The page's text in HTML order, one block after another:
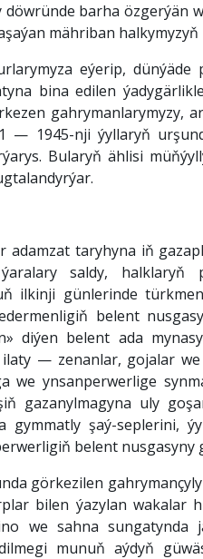
döwründe barha özgerýän
mähriban
eýerip,
bina edilen
gahrymanlarymyzy,
— 1945-nji ýyllaryň
Bularyň ählisi
adamzat taryhyna iň
saldy, halklaryň
ilkinji günlerinde
belent
diýen belent ada
— zenanlar, gojalar
we ynsanperwerlige
gazanylmagyna uly
gymmatly şaý-seplerini,
belent nusgasyny
görkezilen
bilen ýazylan wakalar
we sahna sungatynda
munuň aýdyň